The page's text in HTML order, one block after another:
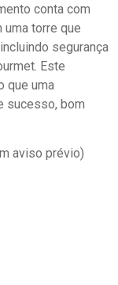
conta com
torre que
segurança
Este
que uma
sucesso, bom
aviso prévio)